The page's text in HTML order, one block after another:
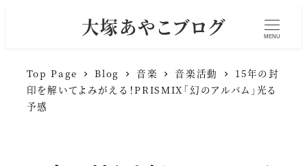
大塚あやこブログ MENU
Top Page Blog 音楽 音楽活動
15年の封
印を解いてよみがえる！PRISMIX「幻のアルバム」光る
予感